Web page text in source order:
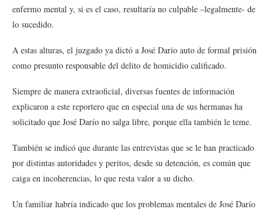
enfermo mental y, si es el caso, resultaría no culpable –legalmente- de
lo sucedido.
A estas alturas, el juzgado ya dictó a José Darío auto de formal prisión
como presunto responsable del delito de homicidio calificado.
Siempre de manera extraoficial, diversas fuentes de información
explicaron a este reportero que en especial una de sus hermanas ha
solicitado que José Darío no salga libre, porque ella también le teme.
También se indicó que durante las entrevistas que se le han practicado
por distintas autoridades y peritos, desde su detención, es común que
caiga en incoherencias, lo que resta valor a su dicho.
Un familiar habría indicado que los problemas mentales de José Darío